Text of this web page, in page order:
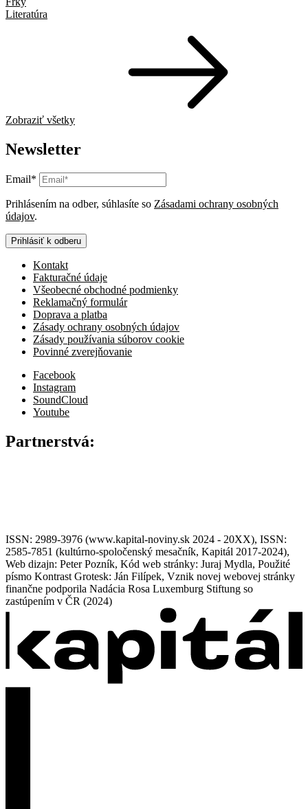
Literatúra
Zobraziť všetky
Newsletter
Email*
Prihlásením na odber, súhlasíte so Zásadami ochrany osobných
údajov.
Prihlásiť k odberu
Kontakt
Fakturačné údaje
Všeobecné obchodné podmienky
Reklamačný formulár
Doprava a platba
Zásady ochrany osobných údajov
Zásady používania súborov cookie
Povinné zverejňovanie
Facebook
Instagram
SoundCloud
Youtube
Partnerstvá:
ISSN: 2989-3976 (www.kapital-noviny.sk 2024 - 20XX), ISSN:
2585-7851 (kultúrno-spoločenský mesačník, Kapitál 2017-2024),
Web dizajn: Peter Pozník, Kód web stránky: Juraj Mydla, Použité
písmo Kontrast Grotesk: Ján Filípek, Vznik novej webovej stránky
finančne podporila Nadácia Rosa Luxemburg Stiftung so
zastúpením v ČR (2024)